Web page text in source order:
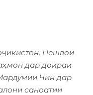
Пешвои
дар доираи
Чин дар
саноатии